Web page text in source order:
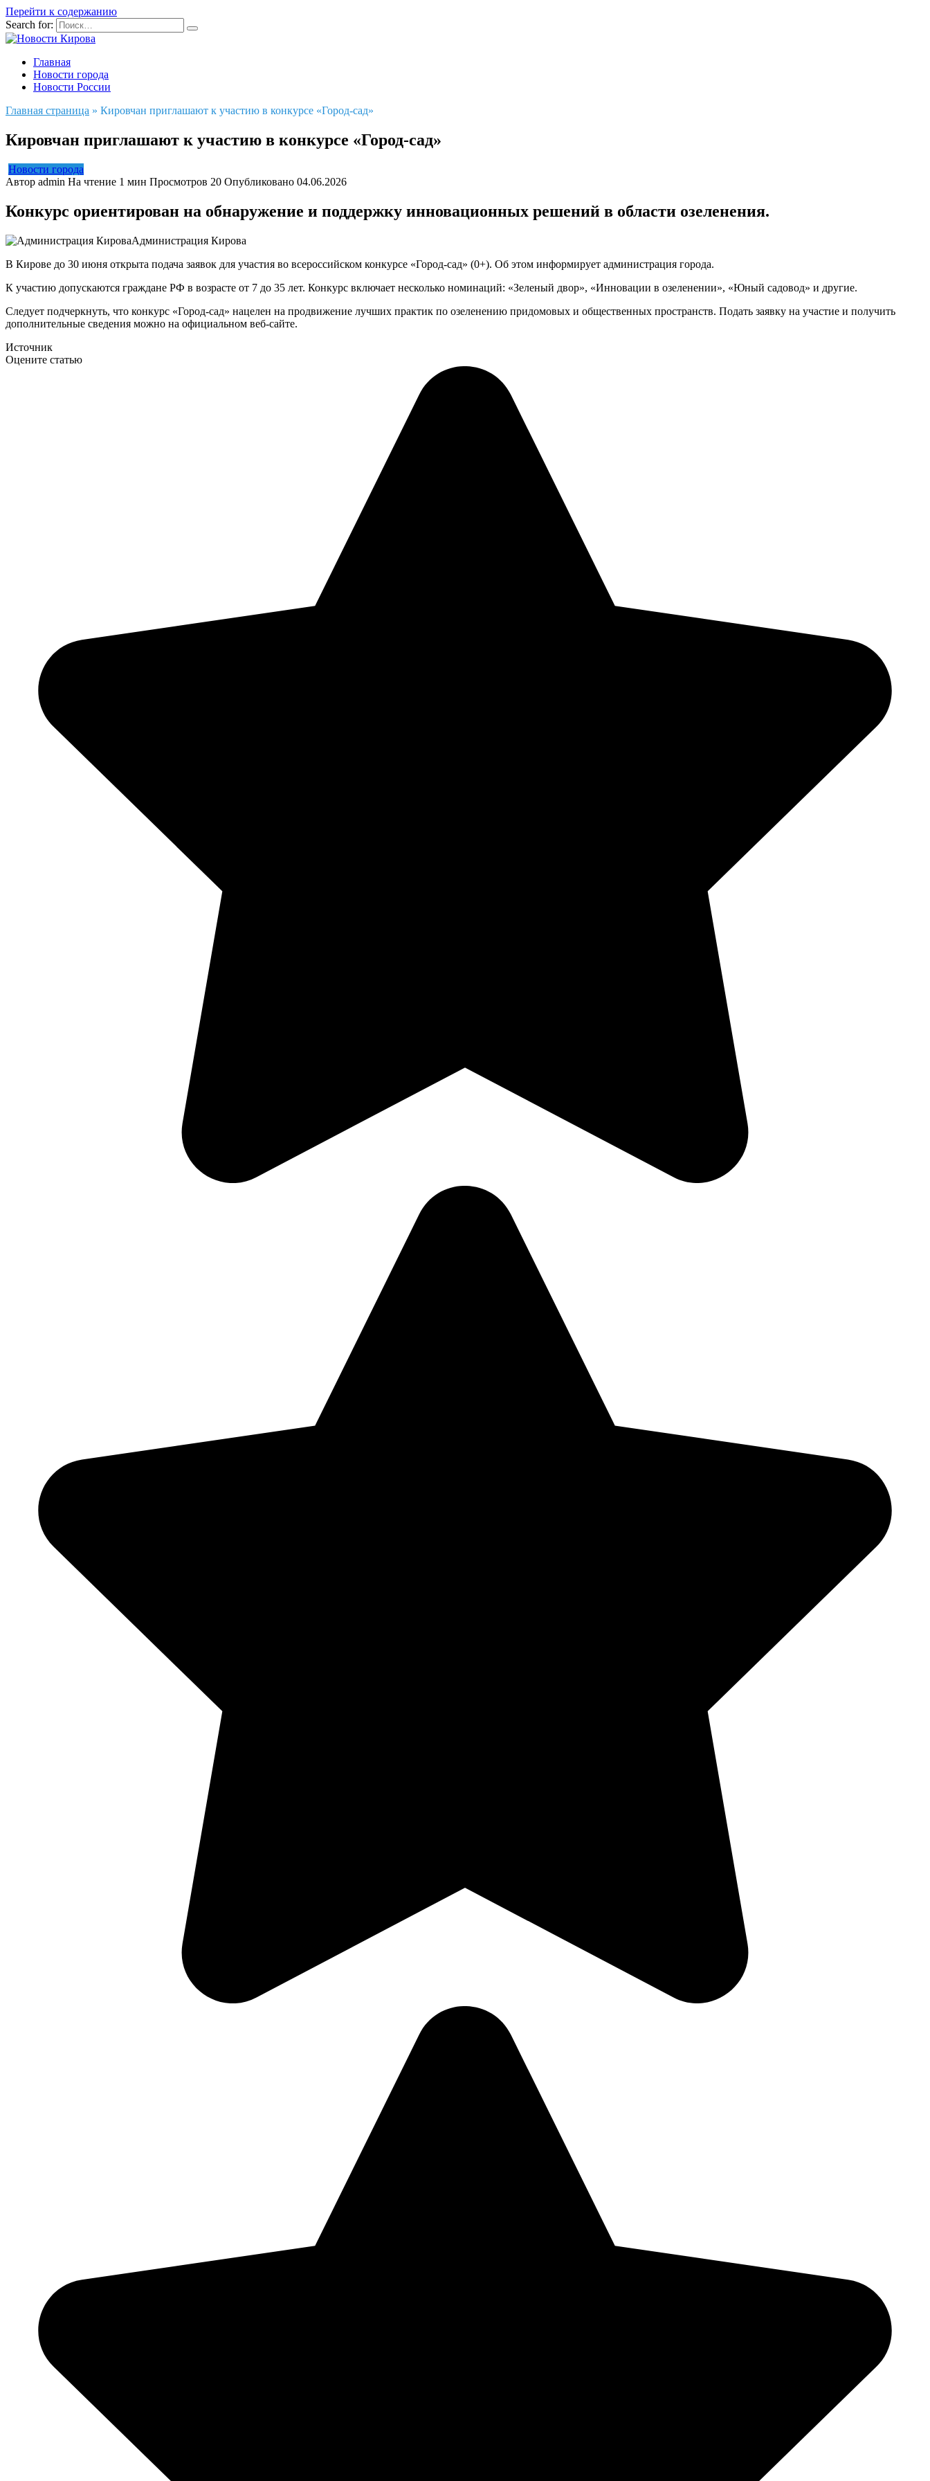
Перейти к содержанию
Search for:
Главная
Новости города
Новости России
Главная страница » Кировчан приглашают к участию в конкурсе «Город-сад»
Кировчан приглашают к участию в конкурсе «Город-сад»
Новости города
Автор admin На чтение 1 мин Просмотров 20 Опубликовано 04.06.2026
Конкурс ориентирован на обнаружение и поддержку инновационных решений в области озеленения.
Администрация Кирова
В Кирове до 30 июня открыта подача заявок для участия во всероссийском конкурсе «Город-сад» (0+). Об этом информирует администрация города.
К участию допускаются граждане РФ в возрасте от 7 до 35 лет. Конкурс включает несколько номинаций: «Зеленый двор», «Инновации в озеленении», «Юный садовод» и другие.
Следует подчеркнуть, что конкурс «Город-сад» нацелен на продвижение лучших практик по озеленению придомовых и общественных пространств. Подать заявку на участие и получить
дополнительные сведения можно на официальном веб-сайте.
Источник
Оцените статью